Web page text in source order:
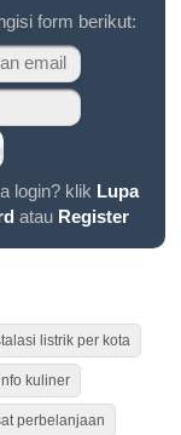
form berikut:
login? klik Lupa
atau Register
listrik per kota
kuliner
perbelanjaan